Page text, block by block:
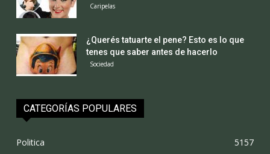
Caripelas
¿Querés tatuarte el pene? Esto es lo que
tenes que saber antes de hacerlo
Sociedad
CATEGORÍAS POPULARES
Politica
5157